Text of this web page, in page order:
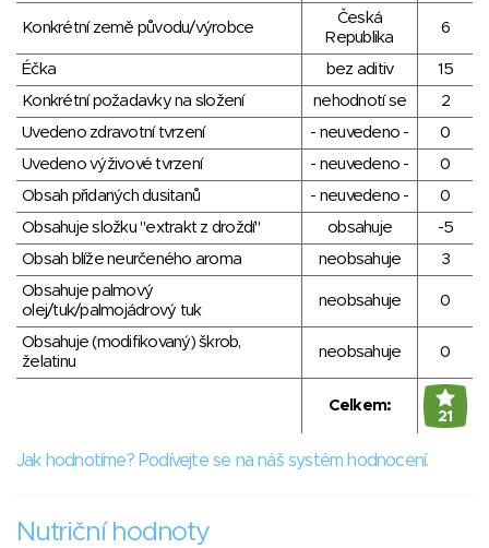
Konkrétní země původu/výrobce
Česká
Republika
6
Éčka bez aditiv
15
Konkrétní požadavky na složení
nehodnotí se
2
Uvedeno zdravotní tvrzení
- neuvedeno -
0
Uvedeno výživové tvrzení
- neuvedeno -
0
Obsah přidaných dusitanů
- neuvedeno -
0
Obsahuje složku "extrakt z droždí"
obsahuje
-5
Obsah blíže neurčeného aroma
neobsahuje
3
Obsahuje palmový
olej/tuk/palmojádrový tuk
neobsahuje 0
Obsahuje (modifikovaný) škrob,
želatinu
neobsahuje 0
Celkem:
21
Jak hodnotíme? Podívejte se na náš systém hodnocení.
Nutriční hodnoty